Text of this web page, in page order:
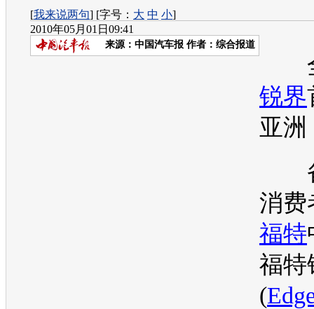
[我来说两句] [字号： 大 中 小]
2010年05月01日09:41
来源： 中国汽车报 作者：综合报道
锐界
亚洲
备
消费
福特
福特
(